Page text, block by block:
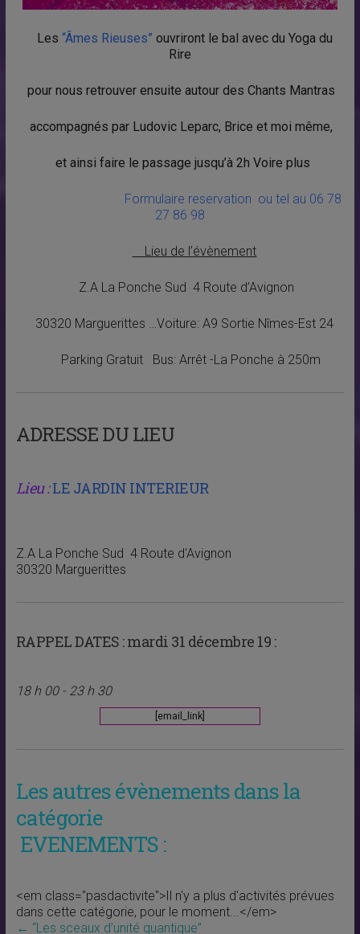
Les “Âmes Rieuses” ouvriront le bal avec du Yoga du
Rire
pour nous retrouver ensuite autour desChants Mantras
accompagnés par Ludovic Leparc, Brice et moi même,
et ainsi faire le passage jusqu’à 2h Voire plus
Formulaire reservation ou tel au 06 78
27 86 98
Lieu de l’évènement
Z.A La Ponche Sud 4 Route d’Avignon
30320 Marguerittes …Voiture: A9 Sortie Nîmes-Est 24
Parking Gratuit Bus: Arrêt -La Ponche à 250m
ADRESSE DU LIEU
Lieu :LE JARDIN INTERIEUR
Z.A La Ponche Sud 4 Route d'Avignon
30320 Marguerittes
RAPPEL DATES :mardi 31 décembre 19 :
18 h 00 - 23 h 30
[email_link]
Les autres évènements dans la
catégorie
EVENEMENTS :
<em class="pasdactivite">Il n'y a plus d'activités prévues
dans cette catégorie, pour le moment...</em>
← “Les sceaux d’unité quantique”